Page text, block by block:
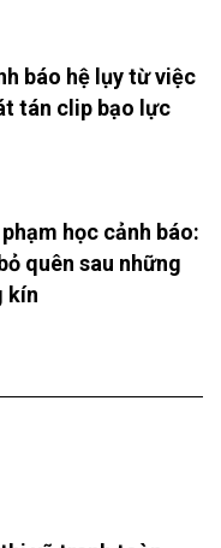
báo hệ lụy từ việc
tán clip bạo lực
học cảnh báo:
quên sau những
kín